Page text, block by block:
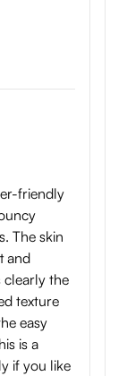
friendly
The skin
and
clearly the
texture
easy
is a
if you like